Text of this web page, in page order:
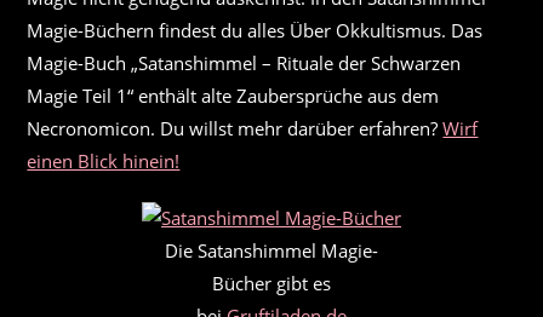
Magie-Büchern findest du alles Über Okkultismus. Das
Magie-Buch „Satanshimmel – Rituale der Schwarzen
Magie Teil 1“ enthält alte Zaubersprüche aus dem
Necronomicon. Du willst mehr darüber erfahren?Wirf
einen Blick hinein!
Die Satanshimmel Magie-
Bücher gibt es